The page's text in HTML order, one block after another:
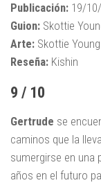
Publicación: 19/
Guion: Skottie
Arte: Skottie Young
Reseña: Kishin
9 / 10
Gertrude se
caminos que la
sumergirse en una
años en el futuro